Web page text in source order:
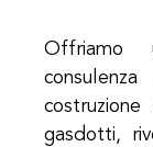
Offriamo
gasdotti,